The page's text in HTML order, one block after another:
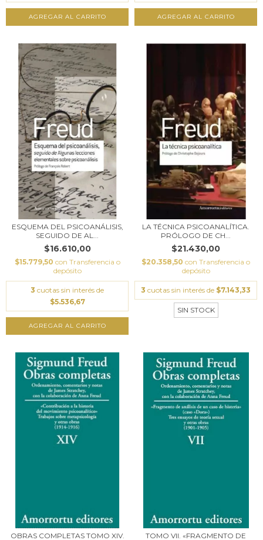
AGREGAR AL CARRITO AGREGAR AL CARRITO
ESQUEMA DEL PSICOANÁLISIS,
SEGUIDO DE AL...
$16.610,00
$15.779,50 con Transferencia o
depósito
3 cuotas sin interés de
$5.536,67
AGREGAR AL CARRITO
LA TÉCNICA PSICOANALÍTICA.
PRÓLOGO DE CH...
$21.430,00
$20.358,50 con Transferencia o
depósito
3 cuotas sin interés de $7.143,33
SIN STOCK
OBRAS COMPLETAS TOMO XIV. TOMO VII. «FRAGMENTO DE